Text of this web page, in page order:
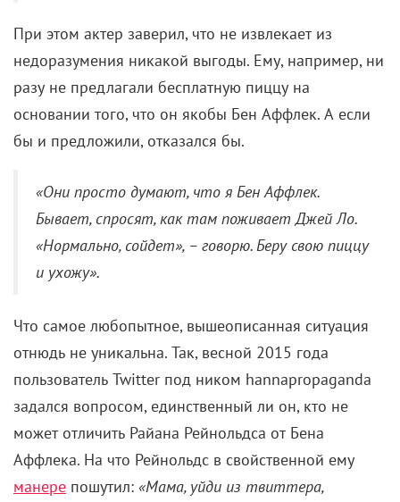
При этом актер заверил, что не извлекает из
недоразумения никакой выгоды. Ему, например, ни
разу не предлагали бесплатную пиццу на
основании того, что он якобы Бен Аффлек. А если
бы и предложили, отказался бы.
«Они просто думают, что я Бен Аффлек.
Бывает, спросят, как там поживает Джей Ло.
«Нормально, сойдет», – говорю. Беру свою пиццу
и ухожу».
Что самое любопытное, вышеописанная ситуация
отнюдь не уникальна. Так, весной 2015 года
пользователь Twitter под ником hannapropaganda
задался вопросом, единственный ли он, кто не
может отличить Райана Рейнольдса от Бена
Аффлека. На что Рейнольдс в свойственной ему
манере пошутил: «Мама, уйди из твиттера,